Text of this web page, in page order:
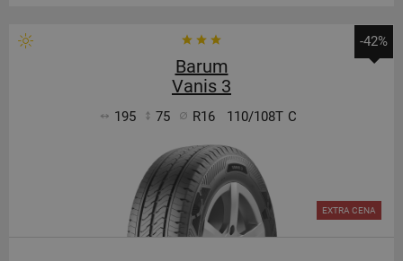
-42%
Barum
Vanis 3
195 75 R16 110/108T C
EXTRA CENA